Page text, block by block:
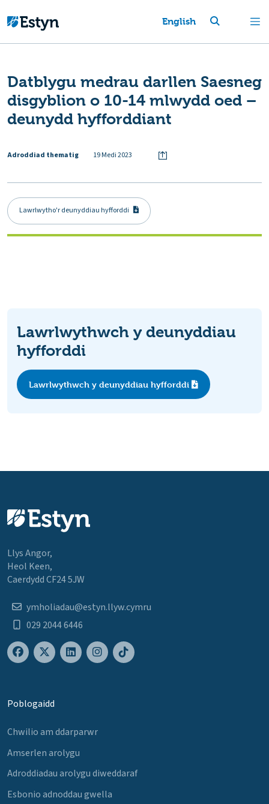
English
Datblygu medrau darllen Saesneg
disgyblion o 10-14 mlwydd oed –
deunydd hyfforddiant
Adroddiad thematig 19 Medi 2023
Lawrlwytho'r deunyddiau hyfforddi
Lawrlwythwch y deunyddiau
hyfforddi
Lawrlwythwch y deunyddiau hyfforddi
Llys Angor,
Heol Keen,
Caerdydd CF24 5JW
ymholiadau@estyn.llyw.cymru
029 2044 6446
Poblogaidd
Chwilio am ddarparwr
Amserlen arolygu
Adroddiadau arolygu diweddaraf
Esbonio adnoddau gwella